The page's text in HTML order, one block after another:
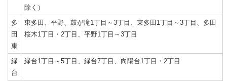
除く）
多
田
東
東多田、平野、鼓が滝1丁目～3丁目、東多田1丁目～3丁目、多田
桜木1丁目・2丁目、平野1丁目～3丁目
緑
台
緑台1丁目～5丁目、緑台7丁目、向陽台1丁目・2丁目